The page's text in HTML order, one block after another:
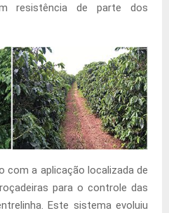
resistência de parte dos
com a aplicação localizada de
para o controle das
Este sistema evoluiu